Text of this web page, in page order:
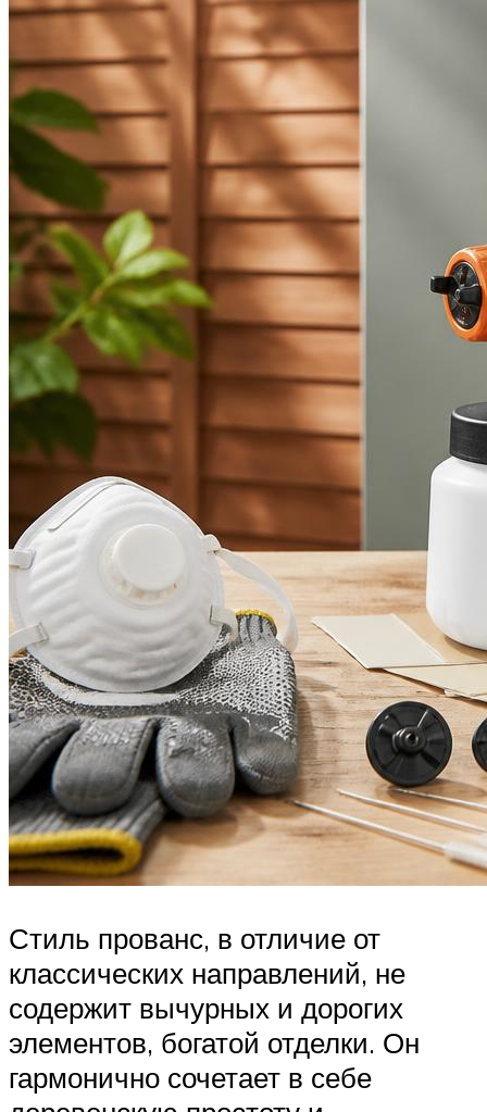
Стиль прованс, в отличие от
классических направлений, не
содержит вычурных и дорогих
элементов, богатой отделки. Он
гармонично сочетает в себе